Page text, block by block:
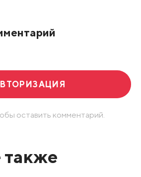
оставить комментарий.
также